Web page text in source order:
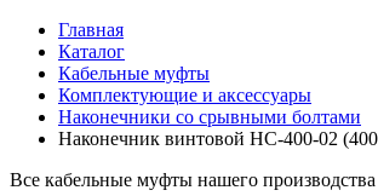
Главная
Каталог
Кабельные муфты
Комплектующие и аксессуары
Наконечники со срывными болтами
Наконечник винтовой НС-400-02
Все кабельные муфты нашего